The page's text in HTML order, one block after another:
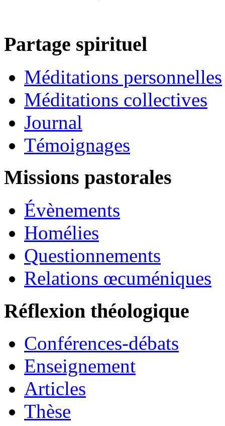
Partage spirituel
Méditations personnelles
Méditations collectives
Journal
Témoignages
Missions pastorales
Évènements
Homélies
Questionnements
Relations œcuméniques
Réflexion théologique
Conférences-débats
Enseignement
Articles
Thèse